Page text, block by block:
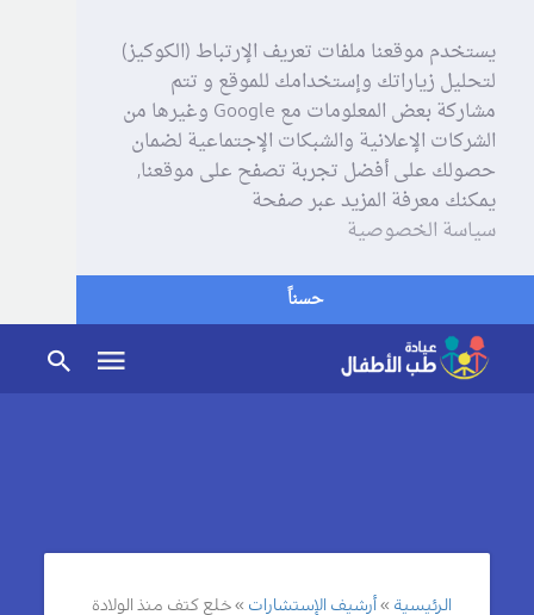
يستخدم موقعنا ملفات تعريف الإرتباط (الكوكيز)
لتحليل زياراتك وإستخدامك للموقع و تتم
مشاركة بعض المعلومات مع Google وغيرها من
الشركات الإعلانية والشبكات الإجتماعية لضمان
حصولك على أفضل تجربة تصفح على موقعنا,
يمكنك معرفة المزيد عبر صفحة
سياسة الخصوصية
حسناً
الرئيسية أرشيف الإستشارات خلع كتف منذ الولادة